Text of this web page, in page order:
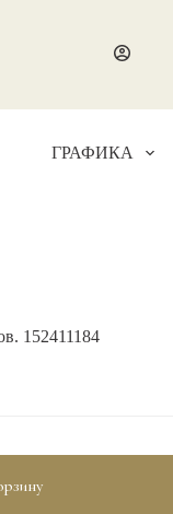
ГРАФИКА
152411184